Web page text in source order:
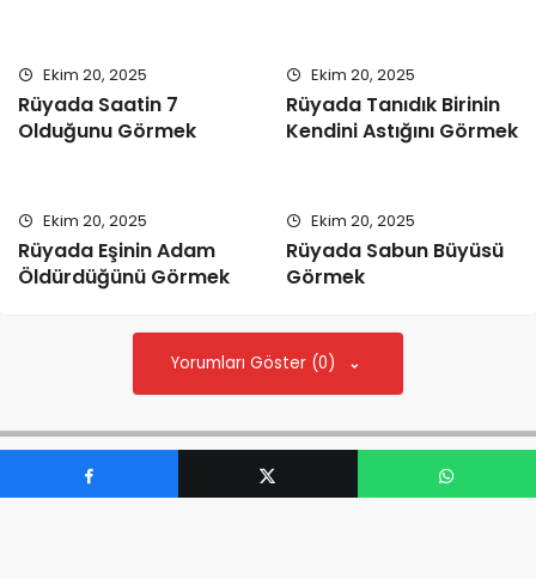
Ekim 20, 2025
Rüyada Saatin 7
Olduğunu Görmek
Ekim 20, 2025
Rüyada Tanıdık Birinin
Kendini Astığını Görmek
Ekim 20, 2025
Rüyada Eşinin Adam
Öldürdüğünü Görmek
Ekim 20, 2025
Rüyada Sabun Büyüsü
Görmek
Yorumları Göster (0)
Tekrar deneyiniz.